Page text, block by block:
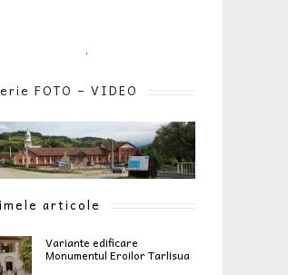
.
FOTO – VIDEO
articole
Variante edificare
Monumentul Eroilor Tarlisua